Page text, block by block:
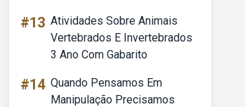
#13 Atividades Sobre Animais
Vertebrados E Invertebrados
3 Ano Com Gabarito
#14 Quando Pensamos Em
Manipulação Precisamos